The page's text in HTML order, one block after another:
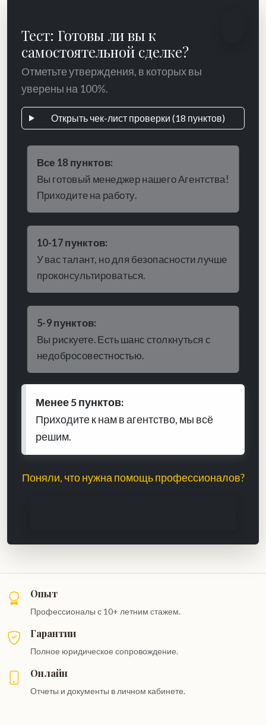
Тест: Готовы ли вы к
самостоятельной сделке?
Отметьте утверждения, в которых вы
уверены на 100%.
Открыть чек-лист проверки (18 пунктов)
Все 18 пунктов:
Вы готовый менеджер нашего Агентства!
Приходите на работу.
10-17 пунктов:
У вас талант, но для безопасности лучше
проконсультироваться.
5-9 пунктов:
Вы рискуете. Есть шанс столкнуться с
недобросовестностью.
Менее 5 пунктов:
Приходите к нам в агентство, мы всё
решим.
Поняли, что нужна помощь профессионалов?
Опыт
Профессионалы с 10+ летним стажем.
Гарантии
Полное юридическое сопровождение.
Онлайн
Отчеты и документы в личном кабинете.